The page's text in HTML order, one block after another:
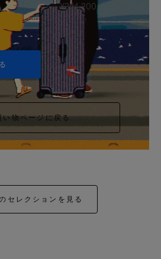
¥354,200
い物ページに戻る
セレクションを見る